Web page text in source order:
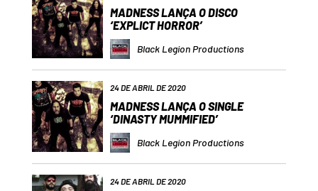
MADNESS LANÇA O DISCO
‘EXPLICT HORROR’
Black Legion Productions
24 DE ABRIL DE 2020
MADNESS LANÇA O SINGLE
‘DINASTY MUMMIFIED’
Black Legion Productions
24 DE ABRIL DE 2020